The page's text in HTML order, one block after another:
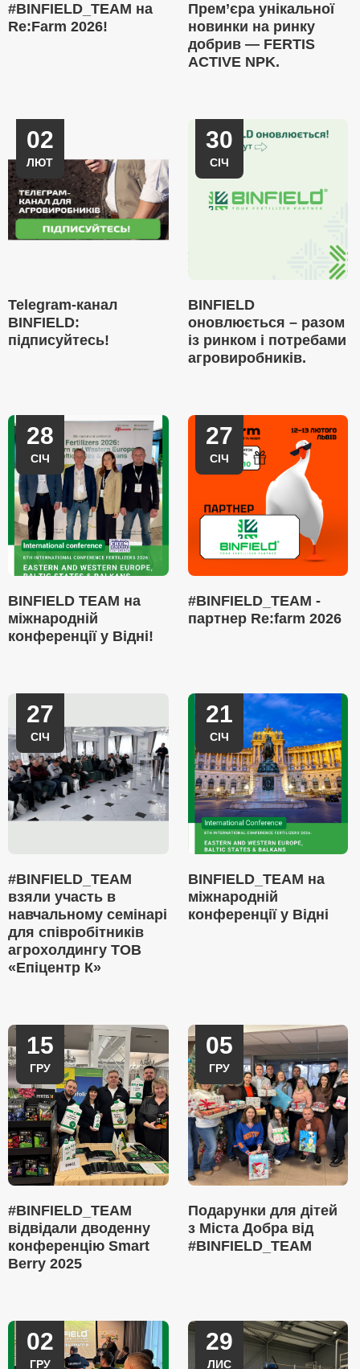
#BINFIELD_TEAM на
Re:Farm 2026!
Прем’єра унікальної
новинки на ринку
добрив — FERTIS
ACTIVE NPK.
02
ЛЮТ
Telegram-канал
BINFIELD:
підписуйтесь!
30
СІЧ
BINFIELD
оновлюється – разом
із ринком і потребами
агровиробників.
28
СІЧ
BINFIELD TEAM на
міжнародній
конференції у Відні!
27
СІЧ
#BINFIELD_TEAM -
партнер Re:farm 2026
27
СІЧ
#BINFIELD_TEAM
взяли участь в
навчальному семінарі
для співробітників
агрохолдингу ТОВ
«Епіцентр К»
21
СІЧ
BINFIELD_TEAM на
міжнародній
конференції у Відні
15
ГРУ
#BINFIELD_TEAM
відвідали дводенну
конференцію Smart
Berry 2025
05
ГРУ
Подарунки для дітей
з Міста Добра від
#BINFIELD_TEAM
02
ГРУ
29
ЛИС